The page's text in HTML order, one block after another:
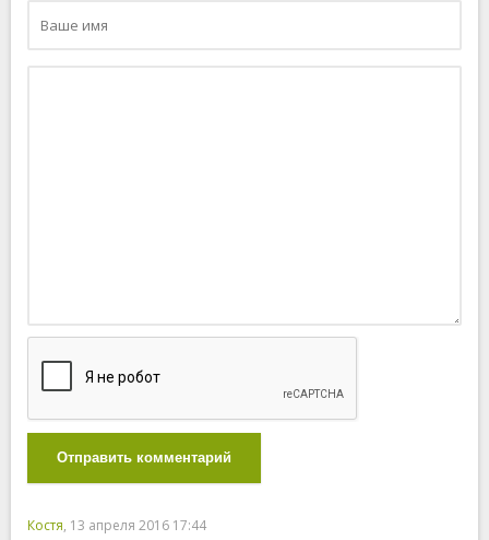
Отправить комментарий
Костя, 13 апреля 2016 17:44